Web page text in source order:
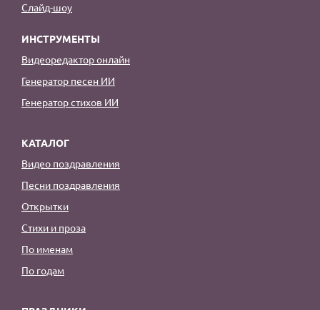
Слайд-шоу
ИНСТРУМЕНТЫ
Видеоредактор онлайн
Генератор песен ИИ
Генератор стихов ИИ
КАТАЛОГ
Видео поздравления
Песни поздравления
Открытки
Стихи и проза
По именам
По годам